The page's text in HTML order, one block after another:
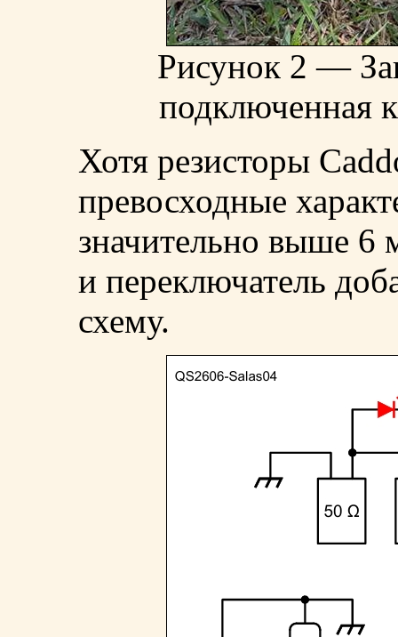
Рисунок 2 —
подключенная
Хотя резисторы
превосходные
значительно выше 6
и переключатель
схему.